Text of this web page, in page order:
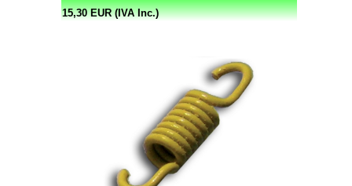
15,30 EUR (IVA Inc.)